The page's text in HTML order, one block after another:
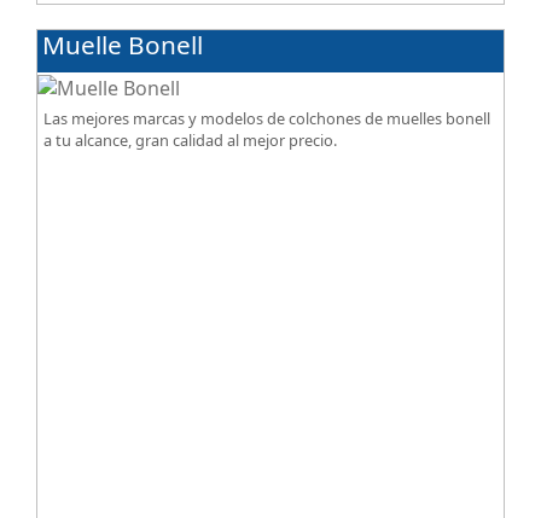
Muelle Bonell
Las mejores marcas y modelos de colchones de muelles bonell
a tu alcance, gran calidad al mejor precio.